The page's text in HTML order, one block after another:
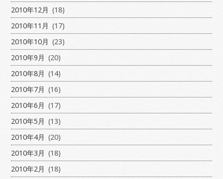
2010年12月 (18)
2010年11月 (17)
2010年10月 (23)
2010年9月 (20)
2010年8月 (14)
2010年7月 (16)
2010年6月 (17)
2010年5月 (13)
2010年4月 (20)
2010年3月 (18)
2010年2月 (18)